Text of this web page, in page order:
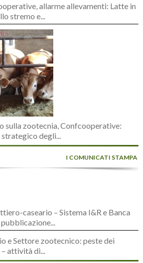
allarme allevamenti: Latte in
stremo e...
sulla zootecnia, Confcooperative:
degli...
I COMUNICATI STAMPA
caseario – Sistema I&R e Banca
e Settore zootecnico: peste dei
attività di...